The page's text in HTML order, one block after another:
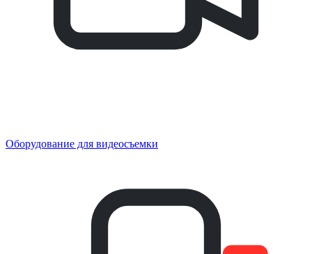
Оборудование для видеосъемки